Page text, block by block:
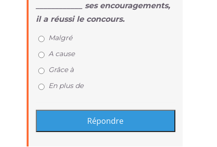
____________ ses encouragements,
il a réussi le concours.
Malgré
A cause
Grâce à
En plus de